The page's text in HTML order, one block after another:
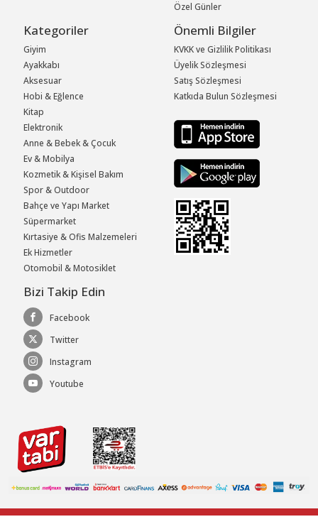
Özel Günler
Kategoriler
Giyim
Ayakkabı
Aksesuar
Hobi & Eğlence
Kitap
Elektronik
Anne & Bebek & Çocuk
Ev & Mobilya
Kozmetik & Kişisel Bakım
Spor & Outdoor
Bahçe ve Yapı Market
Süpermarket
Kırtasiye & Ofis Malzemeleri
Ek Hizmetler
Otomobil & Motosiklet
Önemli Bilgiler
KVKK ve Gizlilik Politikası
Üyelik Sözleşmesi
Satış Sözleşmesi
Katkıda Bulun Sözleşmesi
Bizi Takip Edin
Facebook
Twitter
Instagram
Youtube